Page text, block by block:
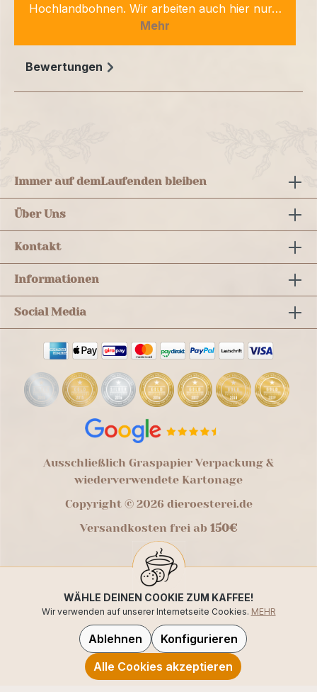
Hochlandbohnen. Wir arbeiten auch hier nur…
Mehr
Bewertungen
Immer auf demLaufenden bleiben
Über Uns
Kontakt
Informationen
Social Media
Ausschließlich Graspapier Verpackung &
wiederverwendete Kartonage
Copyright © 2026 dieroesterei.de
Versandkosten frei ab 150€
WÄHLE DEINEN COOKIE ZUM KAFFEE!
Wir verwenden auf unserer Internetseite Cookies. MEHR
Ablehnen
Konfigurieren
Alle Cookies akzeptieren